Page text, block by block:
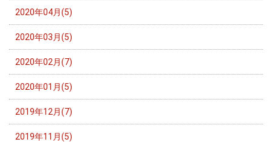
2020年04月(5)
2020年03月(5)
2020年02月(7)
2020年01月(5)
2019年12月(7)
2019年11月(5)